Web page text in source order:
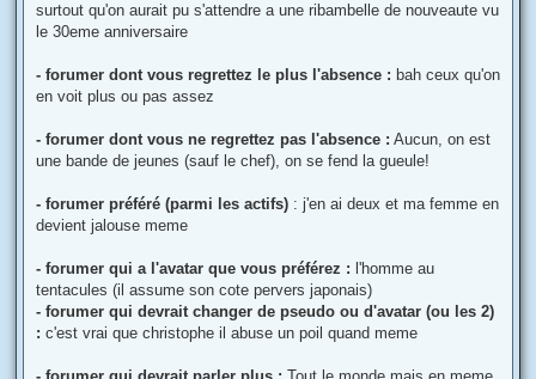
surtout qu'on aurait pu s'attendre a une ribambelle de nouveaute vu
le 30eme anniversaire
- forumer dont vous regrettez le plus l'absence : bah ceux qu'on
en voit plus ou pas assez
- forumer dont vous ne regrettez pas l'absence : Aucun, on est
une bande de jeunes (sauf le chef), on se fend la gueule!
- forumer préféré (parmi les actifs) : j'en ai deux et ma femme en
devient jalouse meme
- forumer qui a l'avatar que vous préférez : l'homme au
tentacules (il assume son cote pervers japonais)
- forumer qui devrait changer de pseudo ou d'avatar (ou les 2)
: c'est vrai que christophe il abuse un poil quand meme